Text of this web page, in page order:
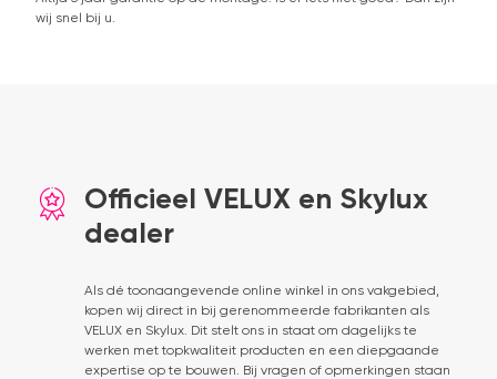
wij snel bij u.
Officieel VELUX en Skylux
dealer
Als dé toonaangevende online winkel in ons vakgebied,
kopen wij direct in bij gerenommeerde fabrikanten als
VELUX en Skylux. Dit stelt ons in staat om dagelijks te
werken met topkwaliteit producten en een diepgaande
expertise op te bouwen. Bij vragen of opmerkingen staan